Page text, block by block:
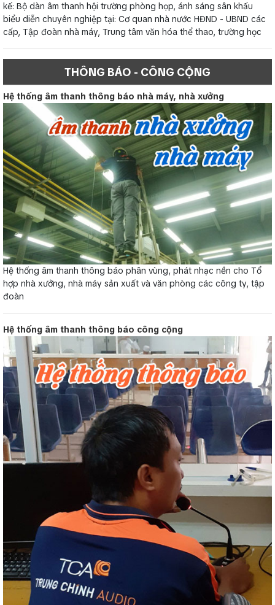
kế: Bộ dàn âm thanh hội trường phòng họp, ánh sáng sân khấu
biểu diễn chuyên nghiệp tại: Cơ quan nhà nước HĐND - UBND các
cấp, Tập đoàn nhà máy, Trung tâm văn hóa thể thao, trường học
THÔNG BÁO - CÔNG CỘNG
Hệ thống âm thanh thông báo nhà máy, nhà xưởng
Hệ thống âm thanh thông báo phân vùng, phát nhạc nền cho Tổ
hợp nhà xưởng, nhà máy sản xuất và văn phòng các công ty, tập
đoàn
Hệ thống âm thanh thông báo công cộng